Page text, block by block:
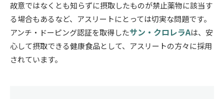
故意ではなくとも知らずに摂取したものが禁止薬物に該当す
る場合もあるなど、アスリートにとっては切実な問題です。
アンチ・ドーピング認証を取得したサン・クロレラAは、安
心して摂取できる健康食品として、アスリートの方々に採用
されています。